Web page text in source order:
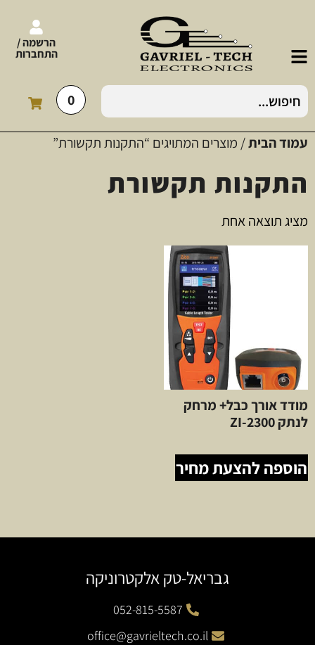
הרשמה /
התחברות
0
עמוד הבית/ מוצרים המתויגים “התקנות תקשורת”
התקנות תקשורת
מציג תוצאה אחת
מודד אורך כבל+ מרחק
לנתק ZI-2300
הוספה להצעת מחיר
גבריאל-טק אלקטרוניקה
052-815-5587
office@gavrieltech.co.il